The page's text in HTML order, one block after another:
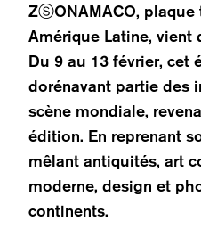
ZⓈONAMACO, plaque
Amérique Latine, vient
Du 9 au 13 février, cet
dorénavant partie des
scène mondiale,
édition. En reprenant
mêlant antiquités, art
moderne, design et
continents.